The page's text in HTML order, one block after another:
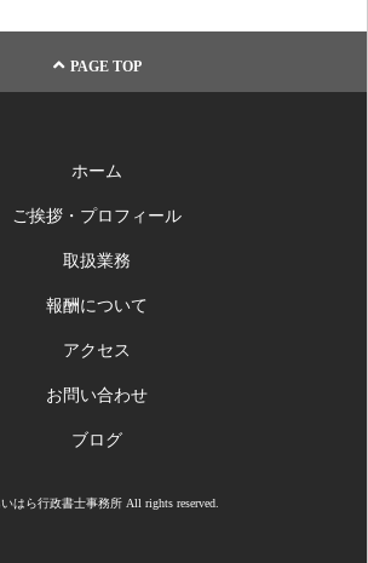
PAGE TOP
ホーム
ご挨拶・プロフィール
取扱業務
報酬について
アクセス
お問い合わせ
ブログ
はら行政書士事務所 All rights reserved.